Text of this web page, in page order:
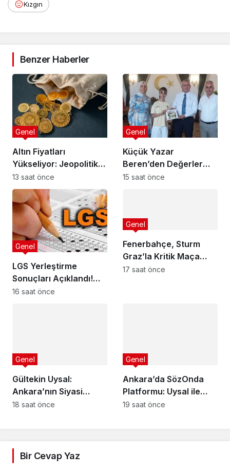
Kızgın
Benzer Haberler
Altın Fiyatları
Yükseliyor: Jeopolitik
Beklentilerin Etkisi
Genel
13 saat önce
Küçük Yazar
Beren’den Değerler
Eğitimi Kitabı
Genel
15 saat önce
LGS Yerleştirme
Sonuçları Açıklandı!
İşte Detaylar
Genel
16 saat önce
Fenerbahçe, Sturm
Graz’la Kritik Maça
Çıkıyor!
Genel
17 saat önce
Gültekin Uysal:
Ankara’nın Siyasi
Aydınlığı
Genel
18 saat önce
Ankara’da SözOnda
Platformu: Uysal ile
Gençler
Genel
19 saat önce
Bir Cevap Yaz